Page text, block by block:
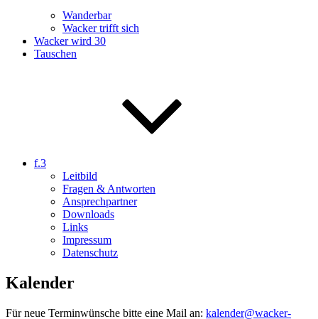
Wanderbar
Wacker trifft sich
Wacker wird 30
Tauschen
f.3
Leitbild
Fragen & Antworten
Ansprechpartner
Downloads
Links
Impressum
Datenschutz
Kalender
Für neue Terminwünsche bitte eine Mail an: kalender@wacker-